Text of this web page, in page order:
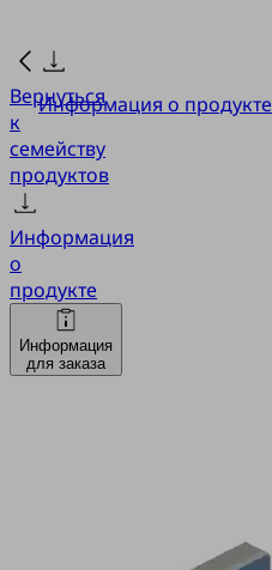
Вернуться
к
семейству
продуктов
Информация
о
продукте
Информация
для заказа
Информация о продукте